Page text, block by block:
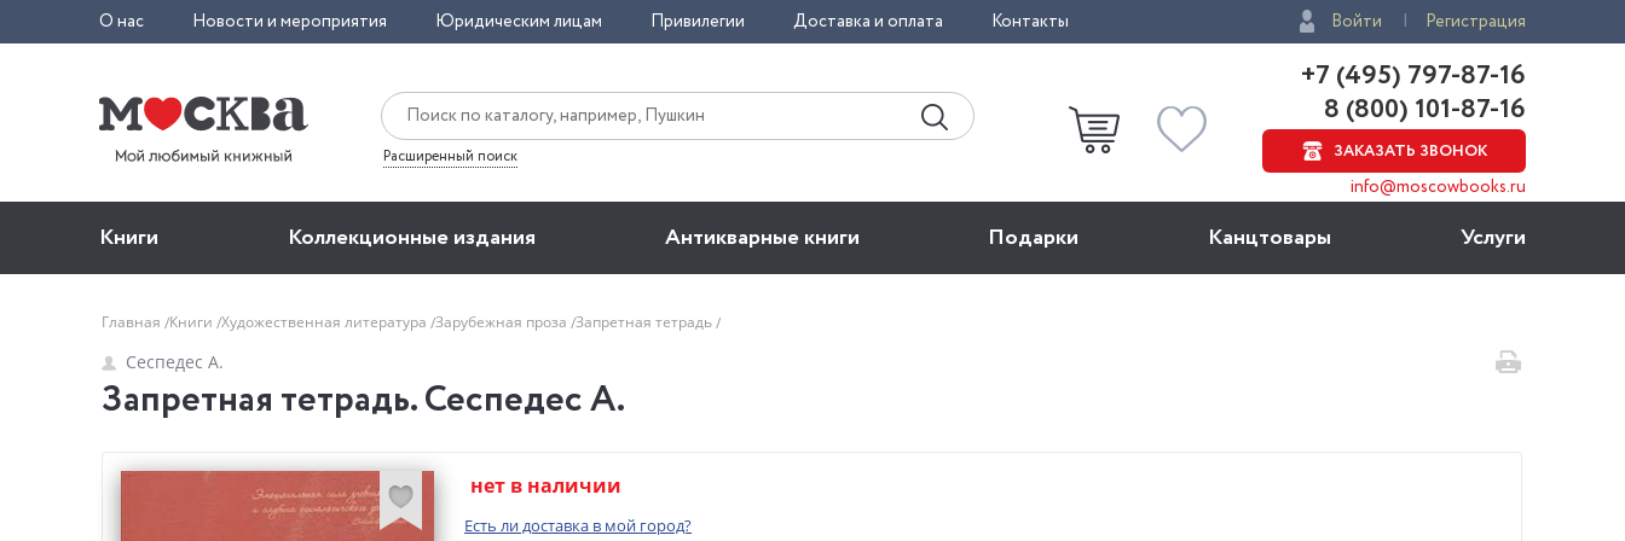
О нас Новости и мероприятия Юридическим лицам Привилегии Доставка и оплата Контакты Войти Регистрация
Расширенный поиск
+7 (495) 797-87-16
8 (800) 101-87-16
ЗАКАЗАТЬ ЗВОНОК
info@moscowbooks.ru
Книги Коллекционные издания Антикварные книги Подарки Канцтовары Услуги
Главная Книги Художественная литература Зарубежная проза Запретная тетрадь
Сеспедес А.
Запретная тетрадь. Сеспедес А.
нет в наличии
Есть ли доставка в мой город?